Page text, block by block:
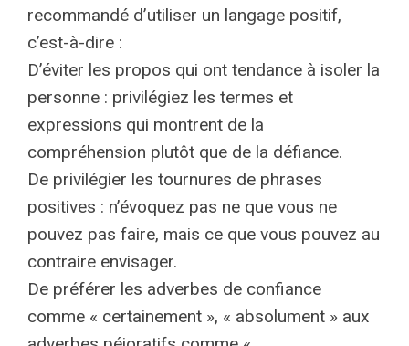
recommandé d’utiliser un langage positif,
c’est-à-dire :
D’éviter les propos qui ont tendance à isoler la
personne : privilégiez les termes et
expressions qui montrent de la
compréhension plutôt que de la défiance.
De privilégier les tournures de phrases
positives : n’évoquez pas ne que vous ne
pouvez pas faire, mais ce que vous pouvez au
contraire envisager.
De préférer les adverbes de confiance
comme « certainement », « absolument » aux